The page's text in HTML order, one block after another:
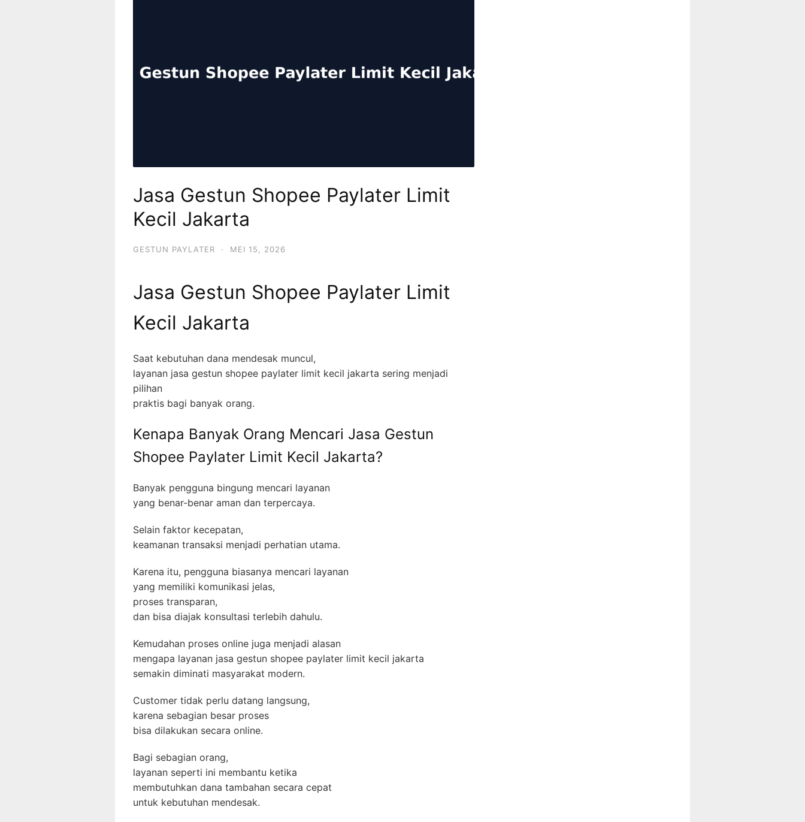
Jasa Gestun Shopee Paylater Limit
Kecil Jakarta
GESTUN PAYLATER · MEI 15, 2026
Jasa Gestun Shopee Paylater Limit
Kecil Jakarta
Saat kebutuhan dana mendesak muncul,
layanan jasa gestun shopee paylater limit kecil jakarta sering menjadi
pilihan
praktis bagi banyak orang.
Kenapa Banyak Orang Mencari Jasa Gestun
Shopee Paylater Limit Kecil Jakarta?
Banyak pengguna bingung mencari layanan
yang benar-benar aman dan terpercaya.
Selain faktor kecepatan,
keamanan transaksi menjadi perhatian utama.
Karena itu, pengguna biasanya mencari layanan
yang memiliki komunikasi jelas,
proses transparan,
dan bisa diajak konsultasi terlebih dahulu.
Kemudahan proses online juga menjadi alasan
mengapa layanan jasa gestun shopee paylater limit kecil jakarta
semakin diminati masyarakat modern.
Customer tidak perlu datang langsung,
karena sebagian besar proses
bisa dilakukan secara online.
Bagi sebagian orang,
layanan seperti ini membantu ketika
membutuhkan dana tambahan secara cepat
untuk kebutuhan mendesak.